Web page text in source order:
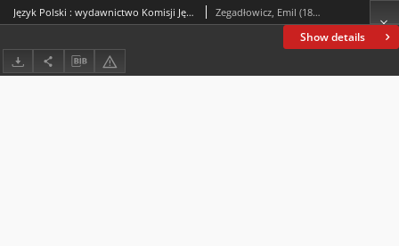
Show details
Język Polski : wydawnictwo Komisji Języka Polskiego Akademji Umiejętności w Krakowie. R. 4, 1919, z. 2 (marzec, kwiecień) Zegadłowicz, Emil (1888-1941)